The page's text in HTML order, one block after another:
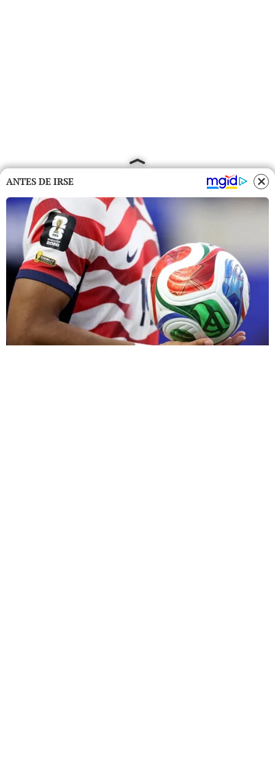
ANTES DE IRSE